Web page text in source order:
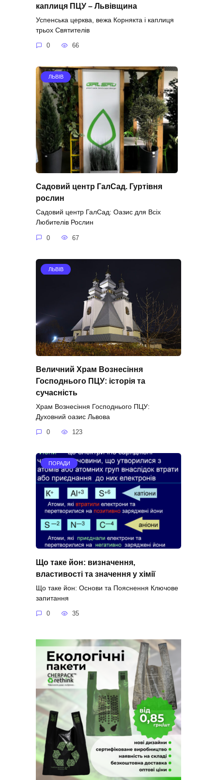
каплиця ПЦУ – Львівщина
Успенська церква, вежа Корнякта і каплиця
трьох Святителів
0 66
ЛЬВІВ
Садовий центр ГалСад. Гуртівня
рослин
Садовий центр ГалСад: Оазис для Всіх
Любителів Рослин
0 67
ЛЬВІВ
Величний Храм Вознесіння
Господнього ПЦУ: історія та
сучасність
Храм Вознесіння Господнього ПЦУ:
Духовний оазис Львова
0 123
ПОРАДИ
Що таке йон: визначення,
властивості та значення у хімії
Що таке йон: Основи та Пояснення Ключове
запитання
0 35